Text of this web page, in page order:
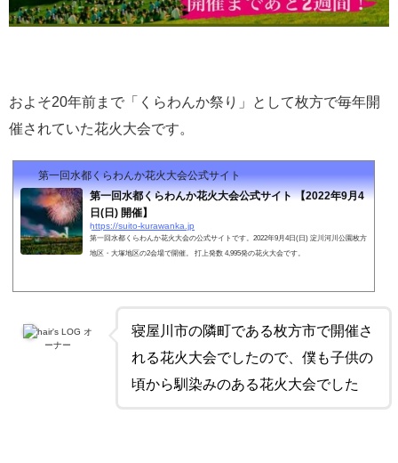
およそ20年前まで「くらわんか祭り」として枚方で毎年開
催されていた花火大会です。
第一回水都くらわんか花火大会公式サイト
第一回水都くらわんか花火大会公式サイト 【2022年9月4
日(日) 開催】
https://suito-kurawanka.jp
第一回水都くらわんか花火大会の公式サイトです。2022年9月4日(日) 淀川河川公園枚方
地区・大塚地区の2会場で開催。 打上発数 4,995発の花火大会です。
寝屋川市の隣町である枚方市で開催さ
れる花火大会でしたので、僕も子供の
頃から馴染みのある花火大会でした
hair's LOG オ
ーナー